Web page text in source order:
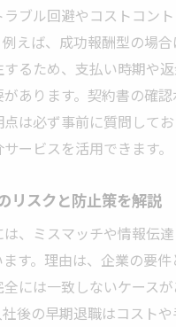
ブル回避やコストコン
えば、成功報酬型の場
るため、支払い時期や
あります。契約書の確
は必ず事前に質問してお
ービスを活用できます。
リスクと防止策を解説
、ミスマッチや情報伝
す。理由は、企業の要
には一致しないケース
後の早期退職はコスト